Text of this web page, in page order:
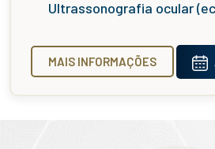
Ultrassonografia ocular
MAIS INFORMAÇÕES